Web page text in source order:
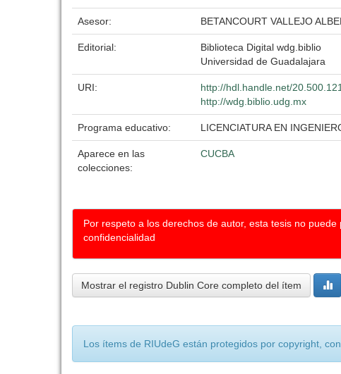
Asesor: BETANCOURT VALLEJO
Editorial:
Biblioteca Digital wdg.biblio
Universidad de Guadalajara
URI:
http://hdl.handle.net/
http://wdg.biblio.udg.mx
Programa educativo: LICENCIATURA EN
Aparece en las
colecciones:
CUCBA
Por respeto a los derechos de autor, esta tesis no
confidencialidad
Mostrar el registro Dublin Core completo del ítem
Los ítems de RIUdeG están protegidos por copyright,